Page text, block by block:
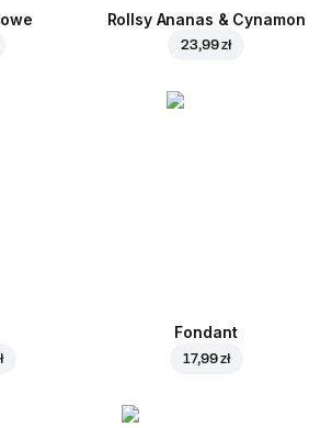
Rollsy Ananas & Cynamon
23,99 zł
Fondant
17,99 zł